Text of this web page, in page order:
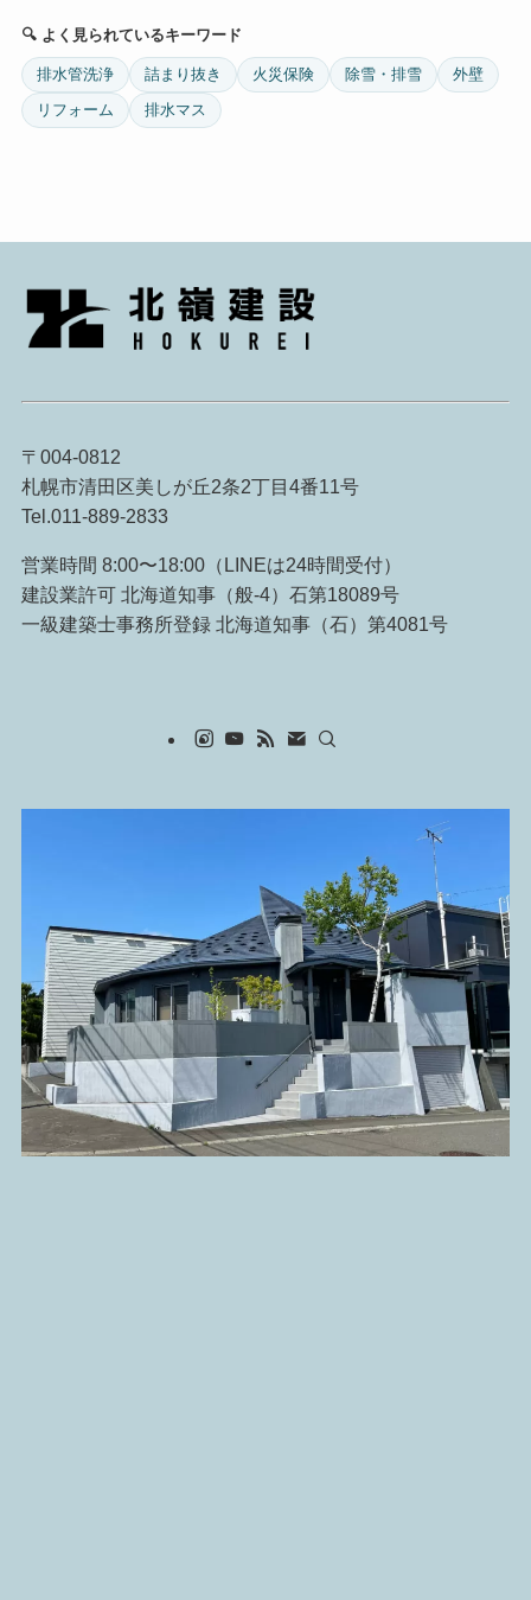
🔍 よく見られているキーワード
排水管洗浄 詰まり抜き 火災保険 除雪・排雪
外壁
リフォーム
排水マス
〒004-0812
札幌市清田区美しが丘2条2丁目4番11号
Tel.011-889-2833
営業時間 8:00〜18:00（LINEは24時間受付）
建設業許可 北海道知事（般-4）石第18089号
一級建築士事務所登録 北海道知事（石）第4081号